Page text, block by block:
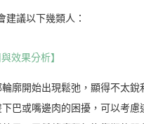
建議以下幾類人：
效果分析】
廓開始出現鬆弛，顯得不太銳
巴或嘴邊肉的困擾，可以考慮